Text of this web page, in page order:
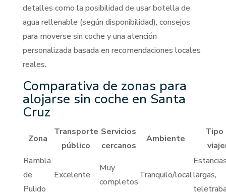
detalles como la posibilidad de usar botella de
agua rellenable (según disponibilidad), consejos
para moverse sin coche y una atención
personalizada basada en recomendaciones locales
reales.
Comparativa de zonas para
alojarse sin coche en Santa
Cruz
Zona
Transporte
público
Servicios
cercanos
Ambiente
Tipo
Rambla
de
Pulido
Excelente
Muy
completos
Tranquilo/locallargas,